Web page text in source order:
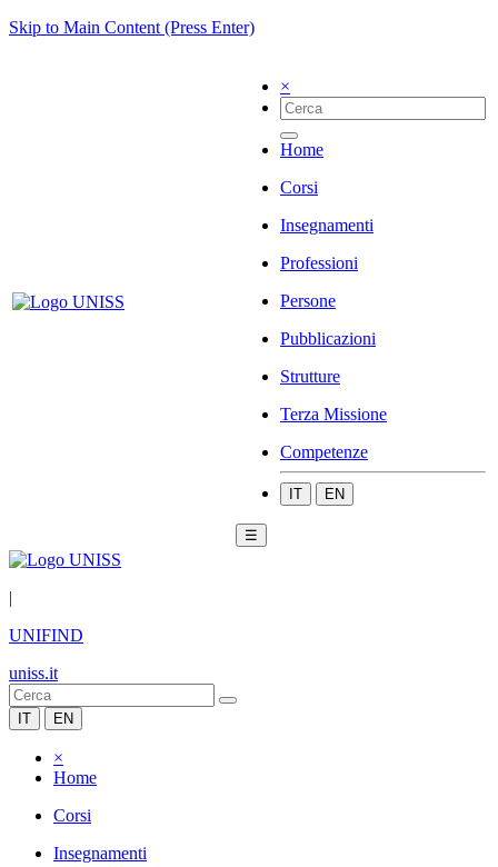
Skip to Main Content (Press Enter)
×
Home
Corsi
Insegnamenti
Professioni
Persone
Pubblicazioni
Strutture
Terza Missione
Competenze
IT EN
☰
|
UNIFIND
uniss.it
IT EN
×
Home
Corsi
Insegnamenti